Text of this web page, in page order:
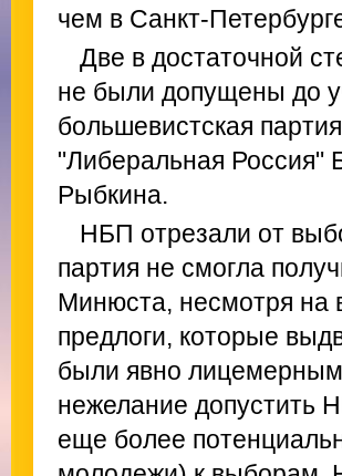
чем в Санкт-
Две в достаточной
не были допущены до
большевистская
"Либеральная Россия"
Рыбкина.
НБП отрезали от
партия не смогла
Минюста, несмотря на
предлоги, которые
были явно
нежелание допустить
еще более